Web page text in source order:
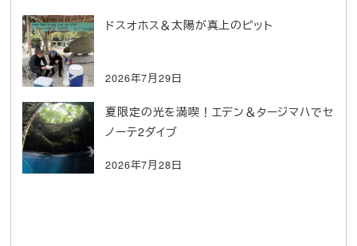
ドスオホス＆太陽が真上のピット
2026年7月29日
夏限定の光を満喫！エデン＆タージマハでセ
ノーテ2ダイブ
2026年7月28日